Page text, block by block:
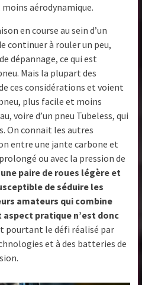
aérodynamique.
en course au sein d’un
continuer à rouler un peu,
dépannage, ce qui est
Mais la plupart des
ces considérations et voient
plus facile et moins
voire d’un pneu Tubeless, qui
On connait les autres
entre une jante carbone et
ou avec la pression de
paire de roues légère et
de séduire les
amateurs qui combine
pratique n’est donc
pourtant le défi réalisé par
et à des batteries de